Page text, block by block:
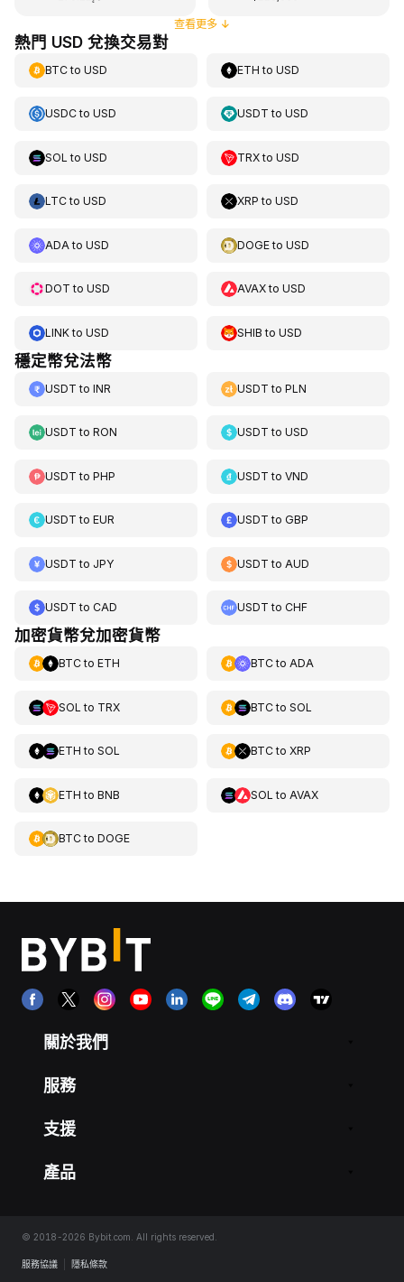
查看更多↓
熱門 USD 兌換交易對
BTCto USD ETH toUSD
USDCto USD USDT toUSD
SOL to USD TRXtoUSD
LTCto USD XRP toUSD
ADA to USD DOGEtoUSD
DOT to USD AVAXtoUSD
LINKto USD SHIB toUSD
穩定幣兌法幣
USDT to INR USDT toPLN
USDT to RON USDT toUSD
USDT to PHP USDT toVND
USDT to EUR USDT toGBP
USDT to JPY USDT to AUD
USDT to CAD USDT toCHF
加密貨幣兌加密貨幣
BTCto ETH BTCto ADA
SOL to TRX BTCto SOL
ETH to SOL BTCto XRP
ETH to BNB SOL to AVAX
BTCto DOGE
關於我們
服務
支援
產品
© 2018-2026 Bybit.com. All rights reserved.
服務協議 隱私條款